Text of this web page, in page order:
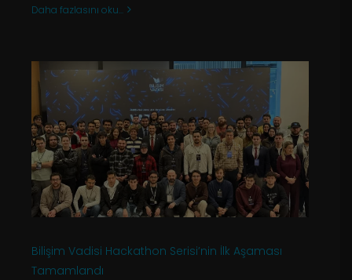
Daha fazlasını oku...
Bilişim Vadisi Hackathon Serisi’nin İlk Aşaması
Tamamlandı